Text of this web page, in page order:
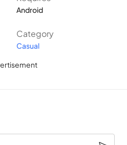
Android
Category
Casual